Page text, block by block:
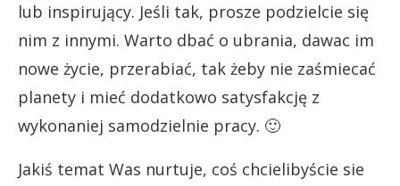
lub inspirujący. Jeśli tak, prosze podzielcie się
nim z innymi. Warto dbać o ubrania, dawac im
nowe życie, przerabiać, tak żeby nie zaśmiecać
planety i mieć dodatkowo satysfakcję z
wykonaniej samodzielnie pracy. 🙂
Jakiś temat Was nurtuje, coś chcielibyście sie